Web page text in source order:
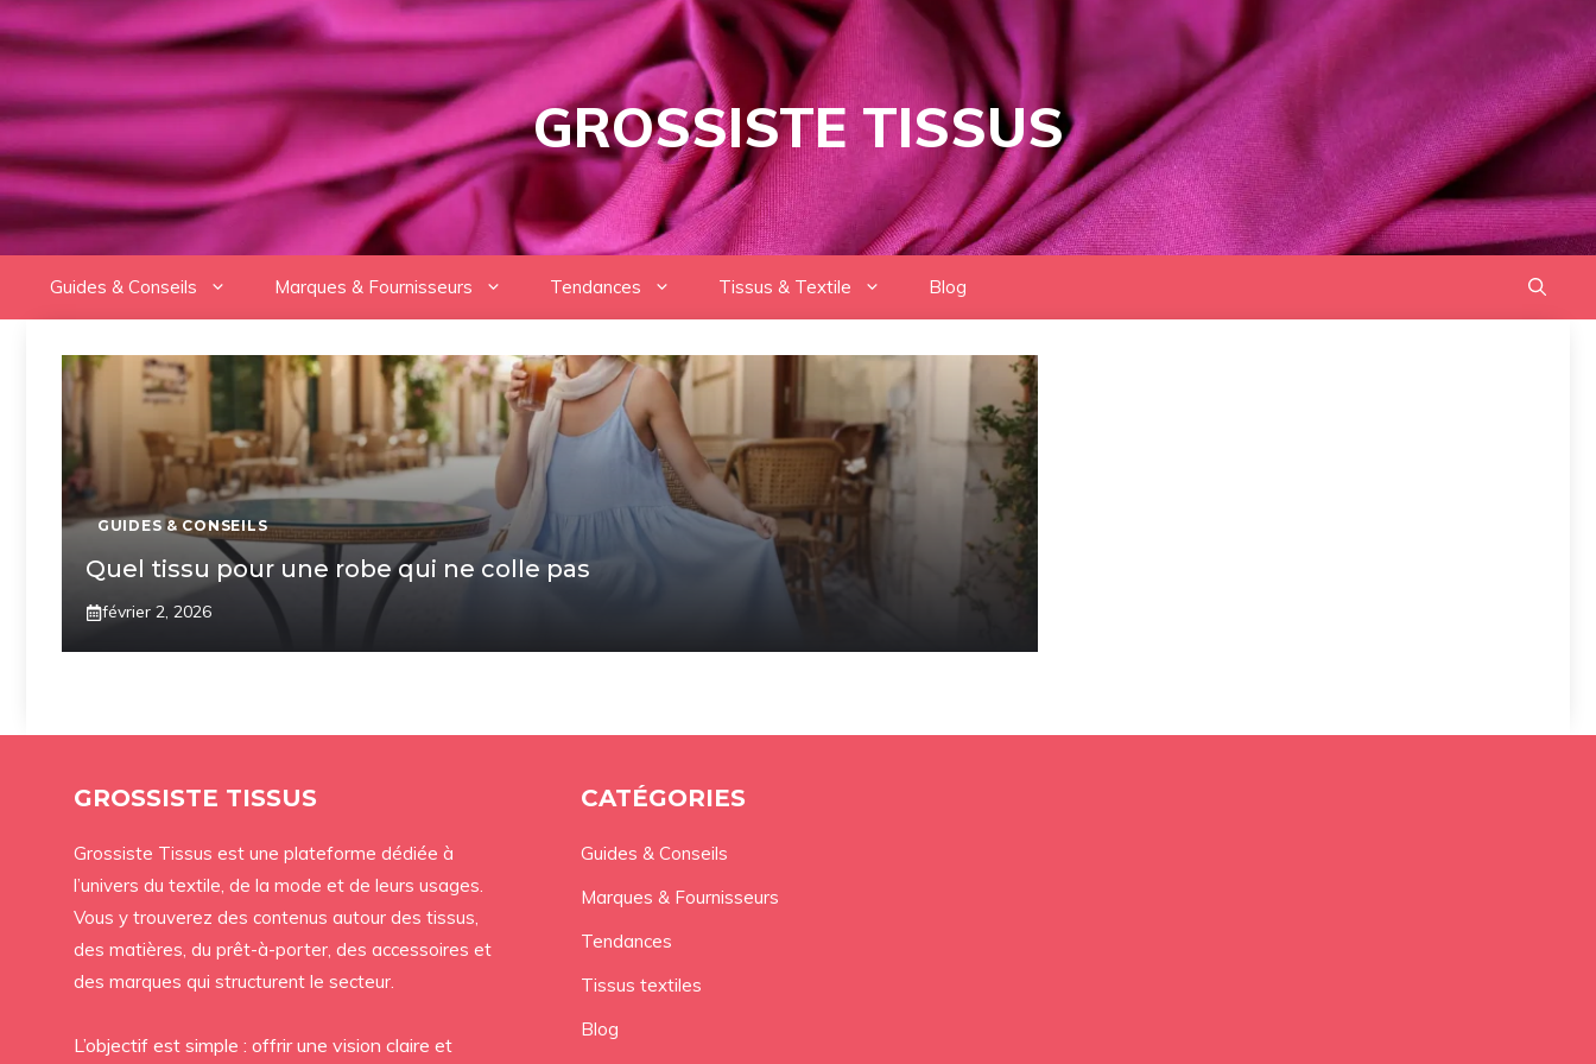
Aller
au
GROSSISTE TISSUS
Guides & Conseils Marques & Fournisseurs Tendances Tissus & Textile Blog
GUIDES & CONSEILS
Quel tissu pour une robe qui ne colle pas
février 2, 2026
GROSSISTE TISSUS
Grossiste Tissus est une plateforme dédiée à
l’univers du textile, de la mode et de leurs usages.
Vous y trouverez des contenus autour des tissus,
des matières, du prêt-à-porter, des accessoires et
des marques qui structurent le secteur.
L’objectif est simple : offrir une vision claire et
CATÉGORIES
Guides & Conseils
Marques & Fournisseurs
Tendances
Tissus textiles
Blog